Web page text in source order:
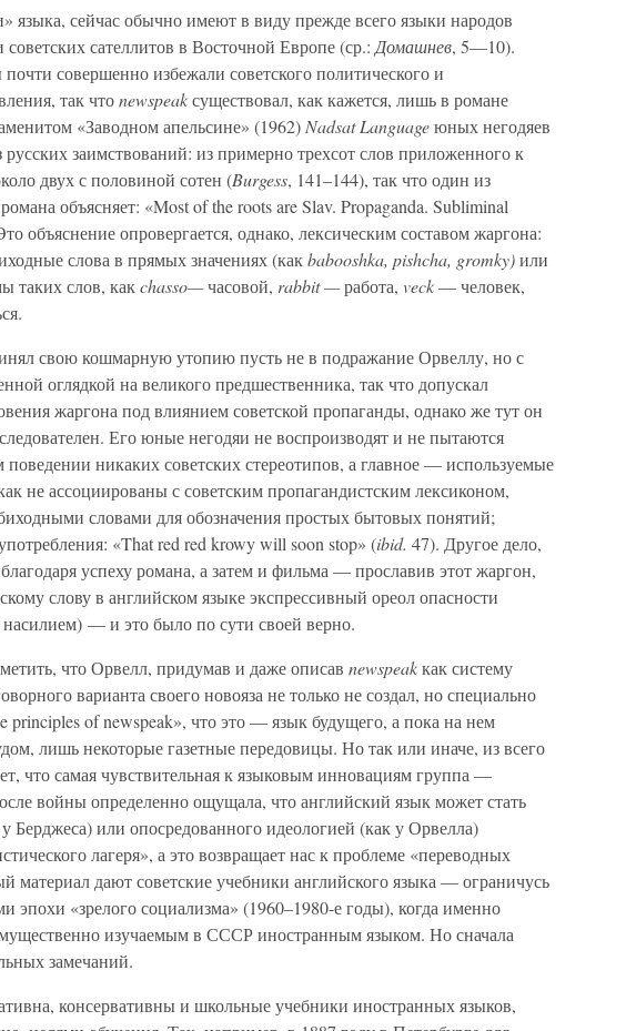
языка, сейчас обычно имеют в виду прежде всего языки народов
сателлитов в Восточной Европе (ср.: Домашнев, 5—10).
совершенно избежали советского политического и
так чтоnewspeakсуществовал, как кажется, лишь в романе
«Заводном апельсине» (1962) Nadsat Languageюных негодяев
русских заимствований: из примерно трехсот слов приложенного к
двух с половиной сотен (Burgess, 141–144), так что один из
объясняет: «Most of the roots are Slav. Propaganda. Subliminal
объяснение опровергается, однако, лексическим составом жаргона:
слова в прямых значениях (какbabooshka, pishcha, gromky)или
таких слов, какchasso—часовой, rabbit —работа, veck— человек,
свою кошмарную утопию пусть не в подражание Орвеллу, но с
оглядкой на великого предшественника, так что допускал
жаргона под влиянием советской пропаганды, однако же тут он
Его юные негодяи не воспроизводят и не пытаются
поведении никаких советских стереотипов, а главное — используемые
не ассоциированы с советским пропагандистским лексиконом,
словами для обозначения простых бытовых понятий;
«That red red krowy will soon stop» (ibid. 47). Другое дело,
успеху романа, а затем и фильма — прославив этот жаргон,
слову в английском языке экспрессивный ореол опасности
насилием) — и это было по сути своей верно.
что Орвелл, придумав и даже описав newspeakкак систему
варианта своего новояза не только не создал, но специально
principles of newspeak», что это — язык будущего, а пока на нем
лишь некоторые газетные передовицы. Но так или иначе, из всего
что самая чувствительная к языковым инновациям группа —
войны определенно ощущала, что английский язык может стать
Берджеса) или опосредованного идеологией (как у Орвелла)
лагеря», а это возвращает нас к проблеме «переводных
материал дают советские учебники английского языка — ограничусь
эпохи «зрелого социализма» (1960–1980-е годы), когда именно
изучаемым в СССР иностранным языком. Но сначала
замечаний.
консервативны и школьные учебники иностранных языков,